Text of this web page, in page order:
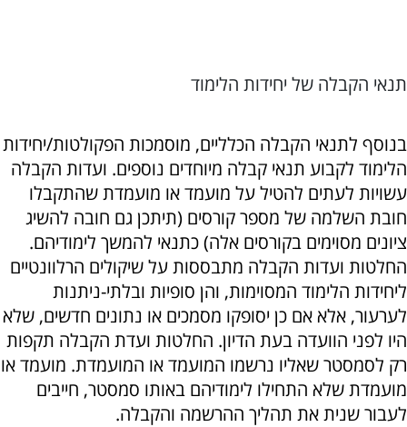
תנאי הקבלה של יחידות הלימוד
בנוסף לתנאי הקבלה הכלליים, מוסמכות הפקולטות/יחידות
הלימוד לקבוע תנאי קבלה מיוחדים נוספים. ועדות הקבלה
עשויות לעתים להטיל על מועמד או מועמדת שהתקבלו
חובת השלמה של מספר קורסים (תיתכן גם חובה להשיג
ציונים מסוימים בקורסים אלה) כתנאי להמשך לימודיהם.
החלטות ועדות הקבלה מתבססות על שיקולים הרלוונטיים
ליחידות הלימוד המסוימות, והן סופיות ובלתי-ניתנות
לערעור, אלא אם כן יסופקו מסמכים או נתונים חדשים, שלא
היו לפני הוועדה בעת הדיון. החלטות ועדת הקבלה תקפות
רק לסמסטר שאליו נרשמו המועמד או המועמדת. מועמד או
מועמדת שלא התחילו לימודיהם באותו סמסטר, חייבים
לעבור שנית את תהליך ההרשמה והקבלה.